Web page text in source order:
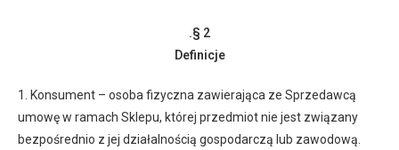
.§ 2
Definicje
1. Konsument – osoba fizyczna zawierająca ze Sprzedawcą
umowę w ramach Sklepu, której przedmiot nie jest związany
bezpośrednio z jej działalnością gospodarczą lub zawodową.